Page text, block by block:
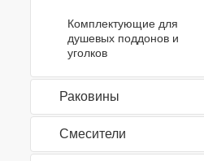
Комплектующие для
душевых поддонов и
уголков
Раковины
Смесители